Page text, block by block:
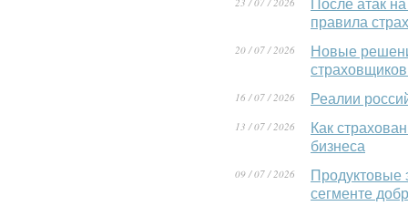
После атак
правила
20 / 07 / 2026
Новые
16 / 07 / 2026 Реалии
13 / 07 / 2026
Как
бизнеса
09 / 07 / 2026
Продуктовые
сегменте